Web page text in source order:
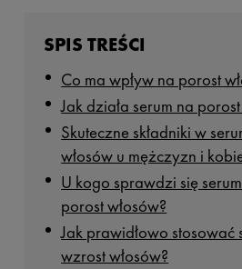
SPIS TREŚCI
Co ma wpływ na porost
Jak działa serum na
Skuteczne składniki w
włosów u mężczyzn i
U kogo sprawdzi się
porost włosów?
Jak prawidłowo stosować
wzrost włosów?